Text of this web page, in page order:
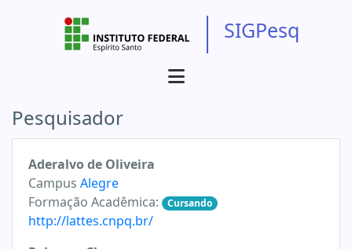
SIGPesq
Pesquisador
Aderalvo de Oliveira
Campus Alegre
Formação Acadêmica:
Cursando
http://lattes.cnpq.br/